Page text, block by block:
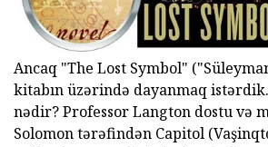
Ancaq "The Lost Symbol"
kitabın üzərində dayanmaq
nədir? Professor Langton dostu və
Solomon tərəfindən Capitol